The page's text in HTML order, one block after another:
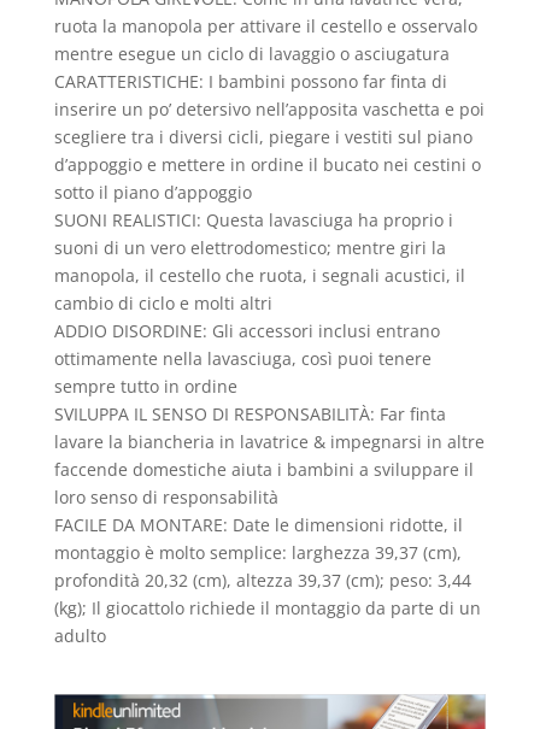
ruota la manopola per attivare il cestello e osservalo
mentre esegue un ciclo di lavaggio o asciugatura
CARATTERISTICHE: I bambini possono far finta di
inserire un po’ detersivo nell’apposita vaschetta e poi
scegliere tra i diversi cicli, piegare i vestiti sul piano
d’appoggio e mettere in ordine il bucato nei cestini o
sotto il piano d’appoggio
SUONI REALISTICI: Questa lavasciuga ha proprio i
suoni di un vero elettrodomestico; mentre giri la
manopola, il cestello che ruota, i segnali acustici, il
cambio di ciclo e molti altri
ADDIO DISORDINE: Gli accessori inclusi entrano
ottimamente nella lavasciuga, così puoi tenere
sempre tutto in ordine
SVILUPPA IL SENSO DI RESPONSABILITÀ: Far finta
lavare la biancheria in lavatrice & impegnarsi in altre
faccende domestiche aiuta i bambini a sviluppare il
loro senso di responsabilità
FACILE DA MONTARE: Date le dimensioni ridotte, il
montaggio è molto semplice: larghezza 39,37 (cm),
profondità 20,32 (cm), altezza 39,37 (cm); peso: 3,44
(kg); Il giocattolo richiede il montaggio da parte di un
adulto